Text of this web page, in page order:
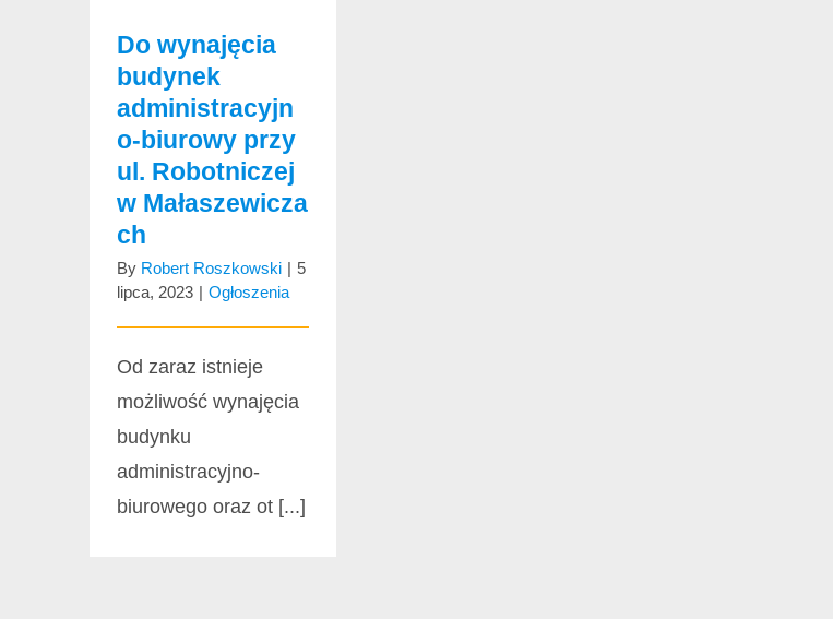
Do wynajęcia
budynek
administracyjn
o-biurowy przy
ul. Robotniczej
w Małaszewicza
ch
By Robert Roszkowski | 5
lipca, 2023 | Ogłoszenia
Od zaraz istnieje
możliwość wynajęcia
budynku
administracyjno-
biurowego oraz ot [...]